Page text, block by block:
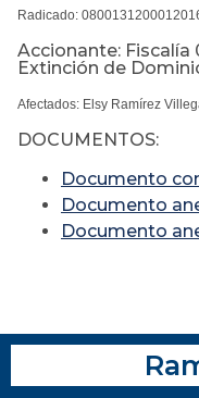
Radicado:
Accionante: Fiscalía
Extinción de
Afectados: Elsy Ramírez
DOCUMENTOS:
Documento
Documento
Documento